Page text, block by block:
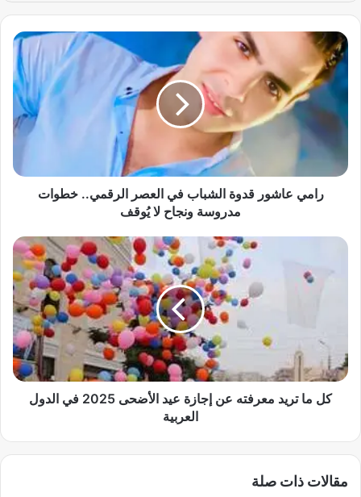
ر
ا
ي
ع
ا
ر
ة
ف
ي
ا
رامي عاشور قدوة الشباب في العصر الرقمي.. خطوات
مدروسة ونجاح لا يُوقف
ك
د
م
ع
كل ما تريد معرفته عن إجازة عيد الأضحى 2025 في الدول
العربية
مقالات ذات صلة